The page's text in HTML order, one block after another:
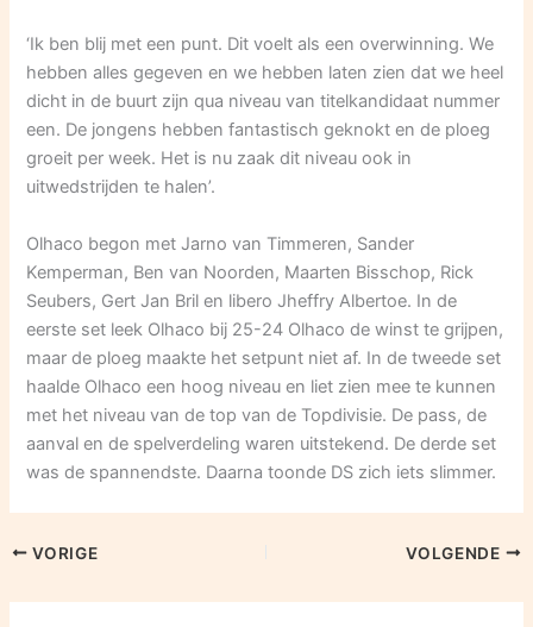
‘Ik ben blij met een punt. Dit voelt als een overwinning. We
hebben alles gegeven en we hebben laten zien dat we heel
dicht in de buurt zijn qua niveau van titelkandidaat nummer
een. De jongens hebben fantastisch geknokt en de ploeg
groeit per week. Het is nu zaak dit niveau ook in
uitwedstrijden te halen’.
Olhaco begon met Jarno van Timmeren, Sander
Kemperman, Ben van Noorden, Maarten Bisschop, Rick
Seubers, Gert Jan Bril en libero Jheffry Albertoe. In de
eerste set leek Olhaco bij 25-24 Olhaco de winst te grijpen,
maar de ploeg maakte het setpunt niet af. In de tweede set
haalde Olhaco een hoog niveau en liet zien mee te kunnen
met het niveau van de top van de Topdivisie. De pass, de
aanval en de spelverdeling waren uitstekend. De derde set
was de spannendste. Daarna toonde DS zich iets slimmer.
VORIGE VOLGENDE